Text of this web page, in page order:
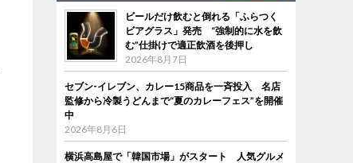
ビールだけ飲むと倒れる「ふらつく
ビアグラス」発売 “強制的に水を飲
む”仕掛けで適正飲酒を後押し
2026年8月7日
セブン‐イレブン、カレー15商品を一斉投入 名店
監修から冷製うどんまで“夏のカレーフェス”を開催
中
2026年8月6日
横浜高島屋で「韓国市場」がスタート 人気グルメ